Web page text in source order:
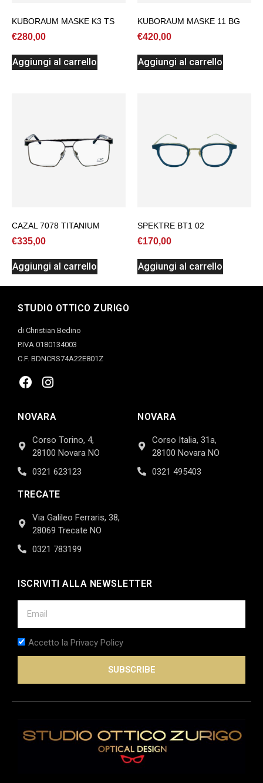
KUBORAUM MASKE K3 TS
€280,00
Aggiungi al carrello
KUBORAUM MASKE 11 BG
€420,00
Aggiungi al carrello
CAZAL 7078 TITANIUM
€335,00
Aggiungi al carrello
SPEKTRE BT1 02
€170,00
Aggiungi al carrello
STUDIO OTTICO ZURIGO
di Christian Bedino
P.IVA 0180134003
C.F. BDNCRS74A22E801Z
NOVARA
Corso Torino, 4,
28100 Novara NO
0321 623123
NOVARA
Corso Italia, 31a,
28100 Novara NO
0321 495403
TRECATE
Via Galileo Ferraris, 38,
28069 Trecate NO
0321 783199
ISCRIVITI ALLA NEWSLETTER
Accetto la Privacy Policy
SUBSCRIBE